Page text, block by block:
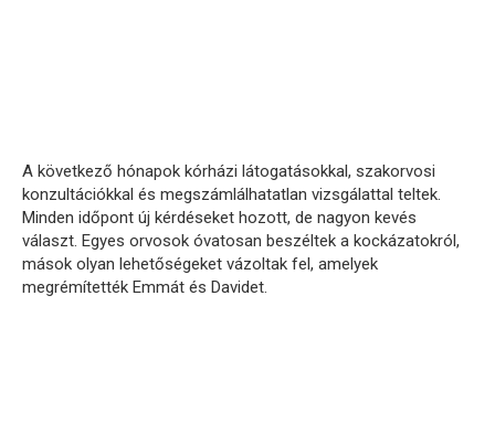
A következő hónapok kórházi látogatásokkal, szakorvosi
konzultációkkal és megszámlálhatatlan vizsgálattal teltek.
Minden időpont új kérdéseket hozott, de nagyon kevés
választ. Egyes orvosok óvatosan beszéltek a kockázatokról,
mások olyan lehetőségeket vázoltak fel, amelyek
megrémítették Emmát és Davidet.